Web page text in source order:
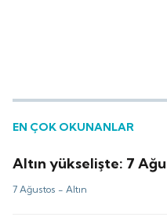
EN ÇOK OKUNANLAR
Altın yükselişte: 7
7 Ağustos -Altın